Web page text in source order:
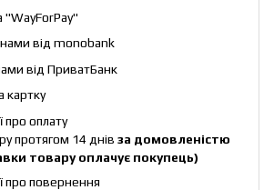
"WayForPay"
від monobank
від ПриватБанк
картку
про оплату
протягом 14 днів за домовленістю
товару оплачує покупець)
про повернення